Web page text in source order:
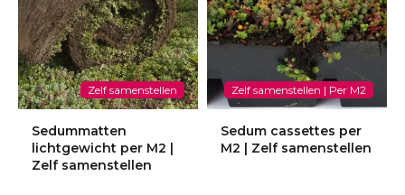
Zelf samenstellen
Sedummatten
lichtgewicht per M2 |
Zelf samenstellen
Zelf samenstellen | Per M2
Sedum cassettes per
M2 | Zelf samenstellen